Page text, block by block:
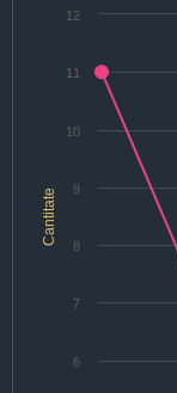
Cantitate
6
7
8
9
10
11
12